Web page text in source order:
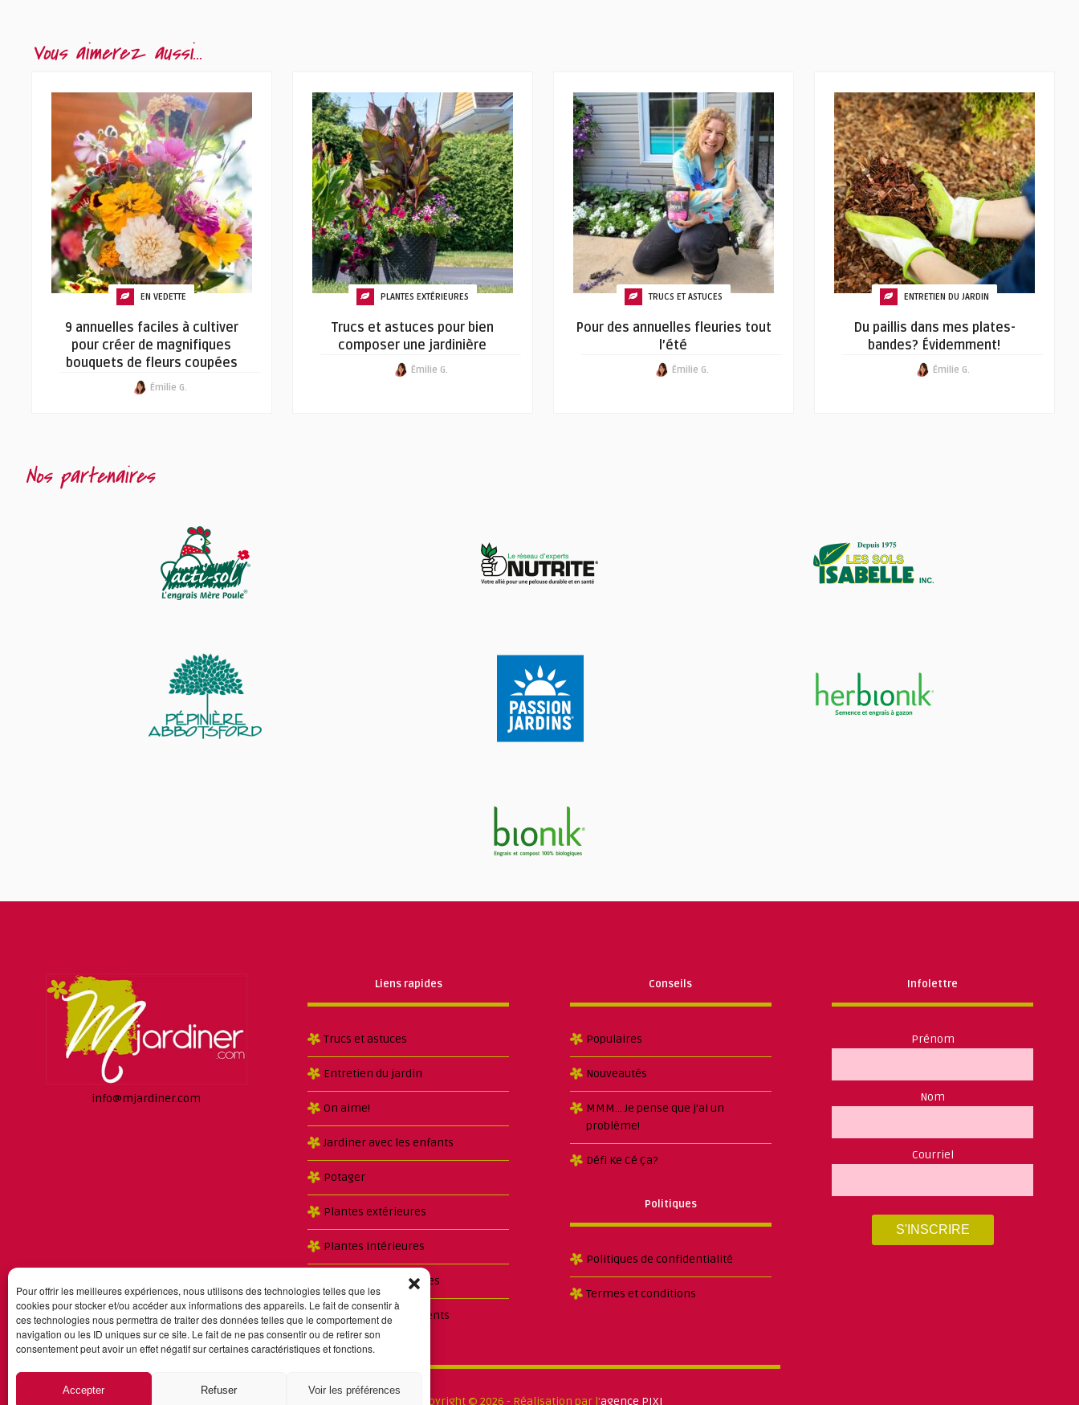
Pour offrir les meilleures expériences, nous utilisons des technologies telles que les
cookies pour stocker et/ou accéder aux informations des appareils. Le fait de consentir à
ces technologies nous permettra de traiter des données telles que le comportement de
navigation ou les ID uniques sur ce site. Le fait de ne pas consentir ou de retirer son
consentement peut avoir un effet négatif sur certaines caractéristiques et fonctions.
Accepter Refuser Voir les préférences
Vous aimerez aussi...
EN VEDETTE
9 annuelles faciles à cultiver
pour créer de magnifiques
bouquets de fleurs coupées
Émilie G.
PLANTES EXTÉRIEURES
Trucs et astuces pour bien
composer une jardinière
Émilie G.
TRUCS ET ASTUCES
Pour des annuelles fleuries tout
l’été
Émilie G.
ENTRETIEN DU JARDIN
Du paillis dans mes plates-
bandes? Évidemment!
Émilie G.
Nos partenaires
info@mjardiner.com
Liens rapides
Trucs et astuces
Entretien du jardin
On aime!
Jardiner avec les enfants
Potager
Plantes extérieures
Plantes intérieures
Semences et boutures
Maladies et traitements
Conseils
Populaires
Nouveautés
MMM… Je pense que j’ai un
problème!
Défi Ke Cé Ça?
Politiques
Politiques de confidentialité
Termes et conditions
Infolettre
Prénom
Nom
Courriel
Copyright © 2026 - Réalisation par l'agence PIXI